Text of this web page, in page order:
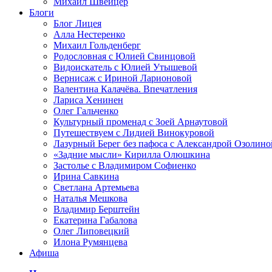
Блоги
Блог Лицея
Алла Нестеренко
Михаил Гольденберг
Родословная с Юлией Свинцовой
Видоискатель с Юлией Утышевой
Вернисаж с Ириной Ларионовой
Валентина Калачёва. Впечатления
Лариса Хенинен
Олег Гальченко
Культурный променад с Зоей Арнаутовой
Путешествуем с Лидией Винокуровой
Лазурный Берег без пафоса с Александрой
«Задние мысли» Кирилла Олюшкина
Застолье с Владимиром Софиенко
Ирина Савкина
Светлана Артемьева
Наталья Мешкова
Владимир Берштейн
Екатерина Габалова
Олег Липовецкий
Илона Румянцева
Афиша